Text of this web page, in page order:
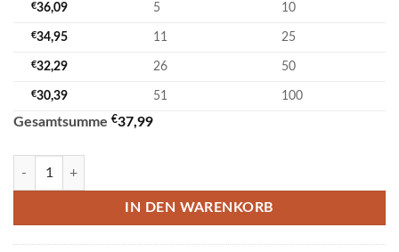
€36,09 5 10
€34,95 11 25
€32,29 26 50
€30,39 51 100
Gesamtsumme €37,99
Ersatz für Stabilus Liftomat 6467IK 050N Gasdruckfeder M6 15/6
IN DEN WARENKORB